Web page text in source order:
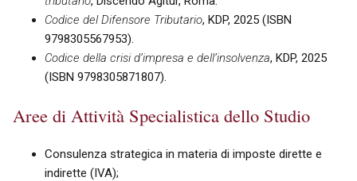
Codice del Difensore Tributario, KDP, 2025 (ISBN
9798305567953).
Codice della crisi d’impresa e dell’insolvenza, KDP, 2025
(ISBN 9798305871807).
Aree di Attività Specialistica dello Studio
Consulenza strategica in materia di imposte dirette e
indirette (IVA);